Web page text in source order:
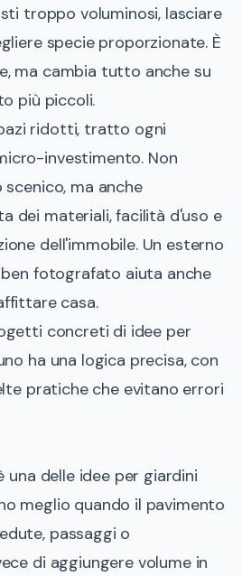
troppo voluminosi, lasciare
specie proporzionate. È
ma cambia tutto anche su
più piccoli.
ridotti, tratto ogni
investimento. Non
ma anche
dei materiali, facilità d'uso e
dell'immobile. Un esterno
fotografato aiuta anche
casa.
concreti di idee per
ha una logica precisa, con
pratiche che evitano errori
una delle idee per giardini
meglio quando il pavimento
passaggi o
di aggiungere volume in